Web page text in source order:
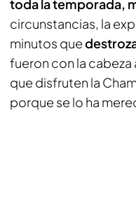
toda la temporada,
circunstancias, la
minutos que
fueron con la cabeza
que disfruten la
porque se lo ha